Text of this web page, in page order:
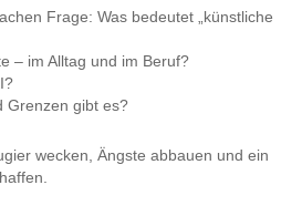
Frage: Was bedeutet „künstliche
– im Alltag und im Beruf?
Grenzen gibt es?
wecken, Ängste abbauen und ein